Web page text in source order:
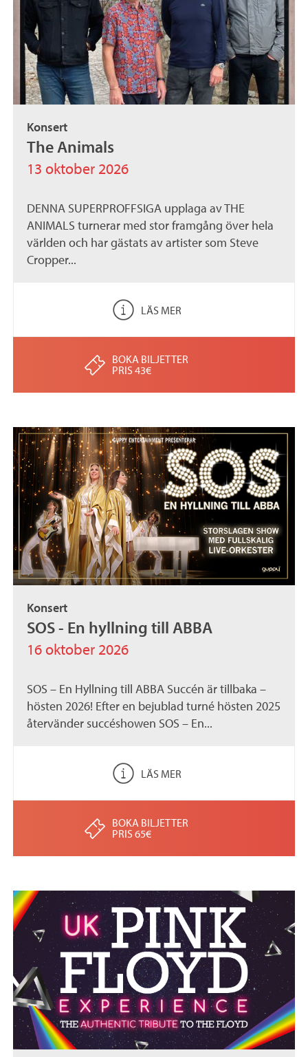
Konsert
The Animals
13 oktober 2026
DENNA SUPERPROFFSIGA upplaga av THE
ANIMALS turnerar med stor framgång över hela
världen och har gästats av artister som Steve
Cropper...
LÄS MER
BOKA BILJETTER
PRIS 43€
Konsert
SOS - En hyllning till ABBA
16 oktober 2026
SOS – En Hyllning till ABBA Succén är tillbaka –
hösten 2026! Efter en bejublad turné hösten 2025
återvänder succéshowen SOS – En...
LÄS MER
BOKA BILJETTER
PRIS 65€